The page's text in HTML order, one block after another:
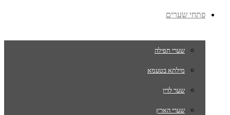
פתחי שערים
שערי תפילה
מילתא בטעמא
שער לדין
שערי הארץ